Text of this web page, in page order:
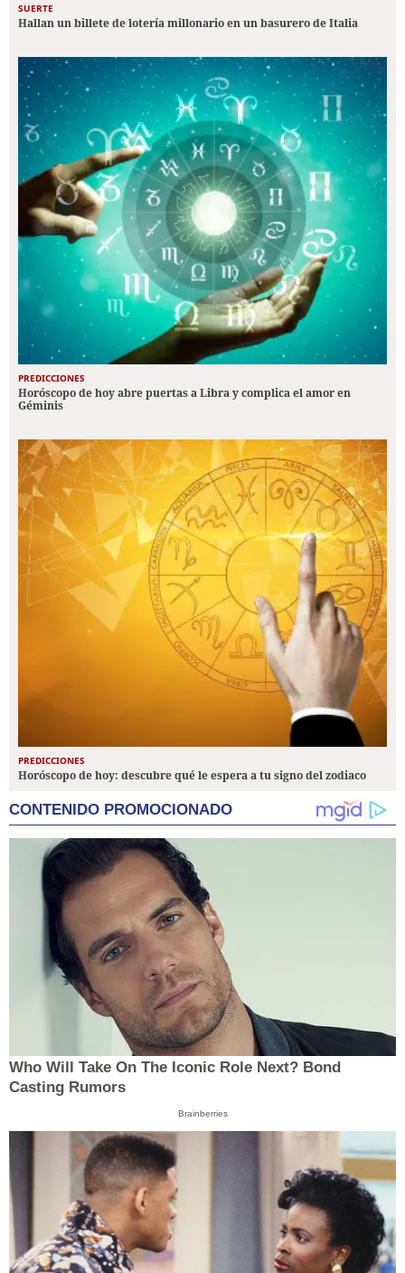
SUERTE
Hallan un billete de lotería millonario en un basurero de Italia
PREDICCIONES
Horóscopo de hoy abre puertas a Libra y complica el amor en
Géminis
PREDICCIONES
Horóscopo de hoy: descubre qué le espera a tu signo del zodiaco
CONTENIDO PROMOCIONADO
Who Will Take On The Iconic Role Next? Bond
Casting Rumors
Brainberries